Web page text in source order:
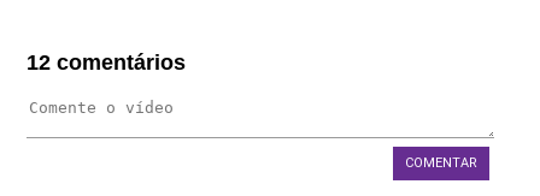
12 comentários
COMENTAR